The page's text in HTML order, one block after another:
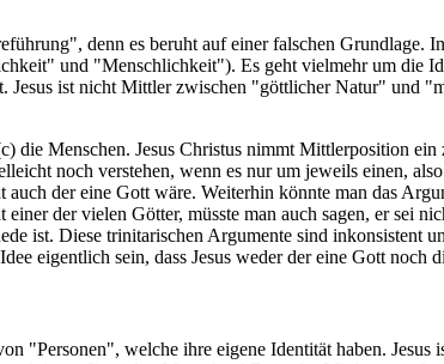
denn es beruht auf einer falschen Grundlage.
und "Menschlichkeit"). Es geht vielmehr um die
ist nicht Mittler zwischen "göttlicher Natur" und
die Menschen. Jesus Christus nimmt Mittlerposition
noch verstehen, wenn es nur um jeweils einen,
der eine Gott wäre. Weiterhin könnte man das
der vielen Götter, müsste man auch sagen, er sei
ist. Diese trinitarischen Argumente sind inkonsistent
eigentlich sein, dass Jesus weder der eine Gott noch
"Personen", welche ihre eigene Identität haben.